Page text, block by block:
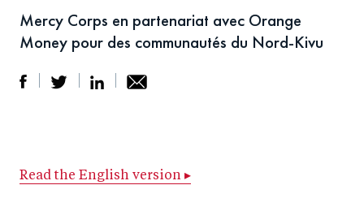
Mercy Corps en partenariat avec Orange
Money pour des communautés du Nord-Kivu
r
e
r
by
Read the English version ▸